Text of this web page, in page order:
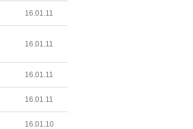
16.01.11
16.01.11
16.01.11
16.01.11
16.01.10